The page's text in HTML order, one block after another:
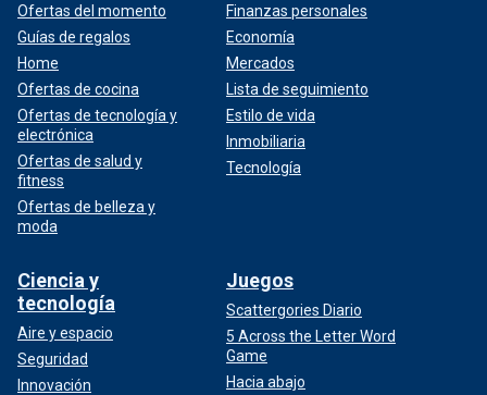
Ofertas del momento
Guías de regalos
Home
Ofertas de cocina
Ofertas de tecnología y
electrónica
Ofertas de salud y
fitness
Ofertas de belleza y
moda
Finanzas personales
Economía
Mercados
Lista de seguimiento
Estilo de vida
Inmobiliaria
Tecnología
Ciencia y
tecnología
Aire y espacio
Seguridad
Innovación
Juegos
Scattergories Diario
5 Across the Letter Word
Game
Hacia abajo